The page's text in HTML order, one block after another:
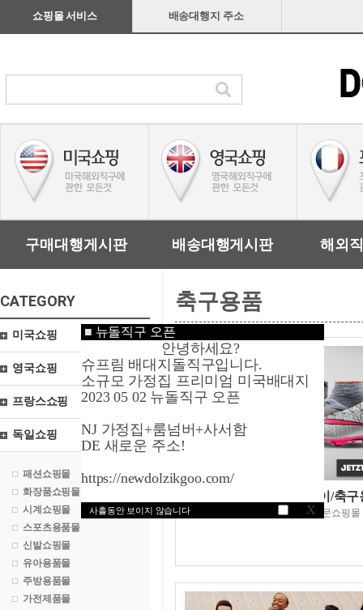
■ 뉴돌직구 오픈
안녕하세요?
슈프림 배대지돌직구입니다.
소규모 가정집 프리미엄 미국배대지
2023 05 02 뉴돌직구 오픈
NJ 가정집+룸넘버+사서함
DE 새로운 주소!
https://newdolzikgoo.com/
사흘동안 보이지 않습니다 X
쇼핑몰 서비스 배송대행지 주소
구매대행게시판 배송대행게시판 해외
CATEGORY
미국쇼핑
영국쇼핑
프랑스쇼핑
독일쇼핑
패션쇼핑몰
화장품쇼핑몰
시계쇼핑몰
스포츠용품몰
신발쇼핑몰
유아용품몰
주방용품몰
가전제품몰
축구용품
11팀스포츠닷디이/축
축구관련제품 전문쇼핑몰